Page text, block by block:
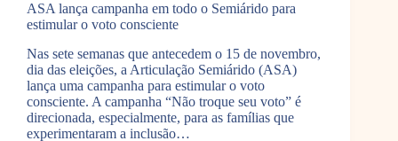
ASA lança campanha em todo o Semiárido para
estimular o voto consciente
Nas sete semanas que antecedem o 15 de novembro,
dia das eleições, a Articulação Semiárido (ASA)
lança uma campanha para estimular o voto
consciente. A campanha “Não troque seu voto” é
direcionada, especialmente, para as famílias que
experimentaram a inclusão…